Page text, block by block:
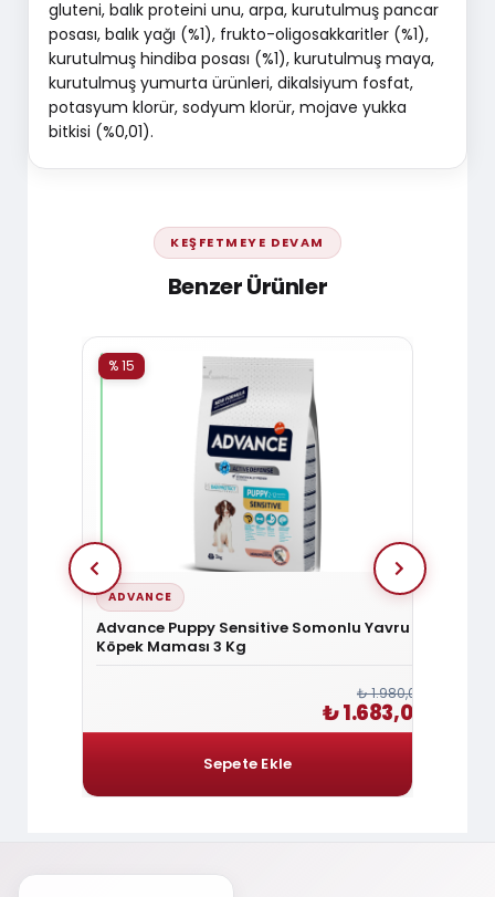
gluteni, balık proteini unu, arpa, kurutulmuş pancar
posası, balık yağı (%1), frukto-oligosakkaritler (%1),
kurutulmuş hindiba posası (%1), kurutulmuş maya,
kurutulmuş yumurta ürünleri, dikalsiyum fosfat,
potasyum klorür, sodyum klorür, mojave yukka
bitkisi (%0,01).
KEŞFETMEYE DEVAM
Benzer Ürünler
ADVANCE
Advance Puppy Sensitive Somonlu Yavru
Köpek Maması 3 Kg
% 15
₺ 1.980,00
₺ 1.683,00